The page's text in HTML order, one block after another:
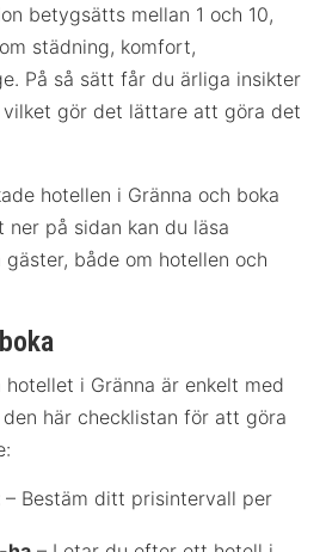
betygsätts mellan 1 och 10,
städning, komfort,
På så sätt får du ärliga insikter
vilket gör det lättare att göra det
hotellen i Gränna och boka
på sidan kan du läsa
både om hotellen och
i Gränna är enkelt med
här checklistan för att göra
– Bestäm ditt prisintervall per